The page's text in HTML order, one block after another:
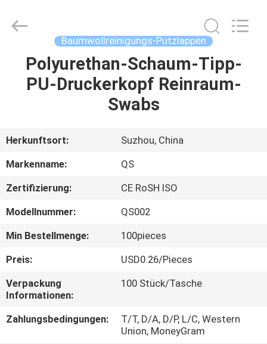
HAUS
ÜBER
UNS
FABRIK-
AUSFLUG
QUALITÄTSKONTROLLE
TRETEN
SIE
Technology
Co.,Ltd.
Baumwollreinigungs-Putzlappen
Polyurethan-Schaum-Tipp-
PU-Druckerkopf Reinraum-
Swabs
Herkunftsort:
Suzhou, China
Markenname:
QS
Zertifizierung:
CE RoSH ISO
Modellnummer:
QS002
Min Bestellmenge:
100pieces
Preis:
USD0.26/Pieces
Verpackung
Informationen:
100 Stück/Tasche
Zahlungsbedingungen:
T/T, D/A, D/P, L/C, Western
Union, MoneyGram